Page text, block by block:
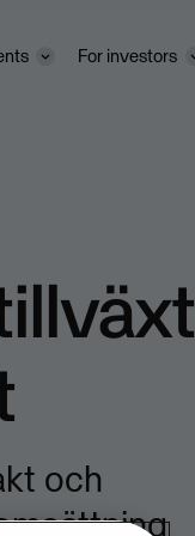
For investors
och